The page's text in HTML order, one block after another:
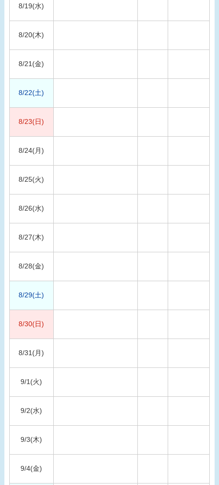
8/19(水)
8/20(木)
8/21(金)
8/22(土)
8/23(日)
8/24(月)
8/25(火)
8/26(水)
8/27(木)
8/28(金)
8/29(土)
8/30(日)
8/31(月)
9/1(火)
9/2(水)
9/3(木)
9/4(金)